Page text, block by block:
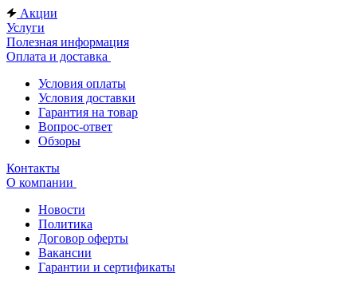
Акции
Услуги
Полезная информация
Оплата и доставка
Условия оплаты
Условия доставки
Гарантия на товар
Вопрос-ответ
Обзоры
Контакты
О компании
Новости
Политика
Договор оферты
Вакансии
Гарантии и сертификаты